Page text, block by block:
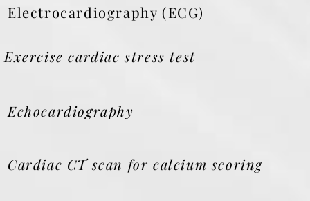
Electrocardiography (ECG)
Exercise cardiac stress test
Echocardiography
Cardiac CT scan for calcium scoring